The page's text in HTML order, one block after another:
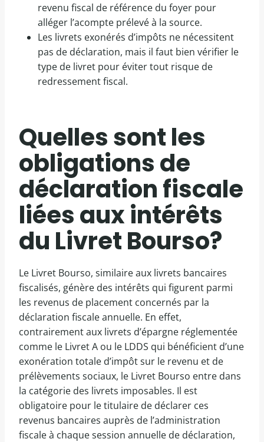
revenu fiscal de référence du foyer pour
alléger l’acompte prélevé à la source.
Les livrets exonérés d’impôts ne nécessitent
pas de déclaration, mais il faut bien vérifier le
type de livret pour éviter tout risque de
redressement fiscal.
Quelles sont les
obligations de
déclaration fiscale
liées aux intérêts
du Livret Bourso?
Le Livret Bourso, similaire aux livrets bancaires
fiscalisés, génère des intérêts qui figurent parmi
les revenus de placement concernés par la
déclaration fiscale annuelle. En effet,
contrairement aux livrets d’épargne réglementée
comme le Livret A ou le LDDS qui bénéficient d’une
exonération totale d’impôt sur le revenu et de
prélèvements sociaux, le Livret Bourso entre dans
la catégorie des livrets imposables. Il est
obligatoire pour le titulaire de déclarer ces
revenus bancaires auprès de l’administration
fiscale à chaque session annuelle de déclaration,